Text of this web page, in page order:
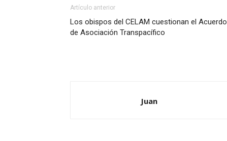
Artículo anterior
Los obispos del CELAM cuestionan el Acuerdo
de Asociación Transpacífico
Juan